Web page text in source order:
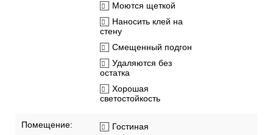
Моются щеткой
Наносить клей на
стену
Смещенный подгон
Удаляются без
остатка
Хорошая
светостойкость
Помещение:
Гостиная